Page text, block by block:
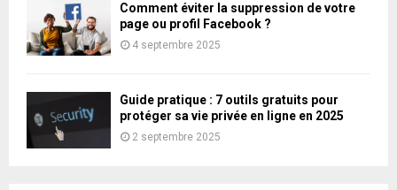
Comment éviter la suppression de votre
page ou profil Facebook ?
4 septembre 2025
Guide pratique : 7 outils gratuits pour
protéger sa vie privée en ligne en 2025
2 septembre 2025